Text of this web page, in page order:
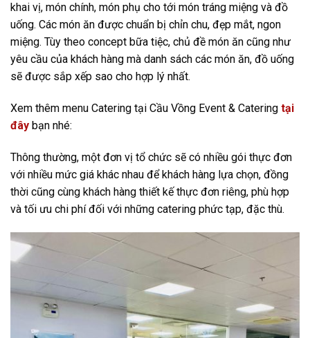
khai vị, món chính, món phụ cho tới món tráng miệng và đồ
uống. Các món ăn được chuẩn bị chỉn chu, đẹp mắt, ngon
miệng. Tùy theo concept bữa tiệc, chủ đề món ăn cũng như
yêu cầu của khách hàng mà danh sách các món ăn, đồ uống
sẽ được sắp xếp sao cho hợp lý nhất.
Xem thêm menu Catering tại Cầu Vồng Event & Catering tại
đây bạn nhé:
Thông thường, một đơn vị tổ chức sẽ có nhiều gói thực đơn
với nhiều mức giá khác nhau để khách hàng lựa chọn, đồng
thời cũng cùng khách hàng thiết kế thực đơn riêng, phù hợp
và tối ưu chi phí đối với những catering phức tạp, đặc thù.